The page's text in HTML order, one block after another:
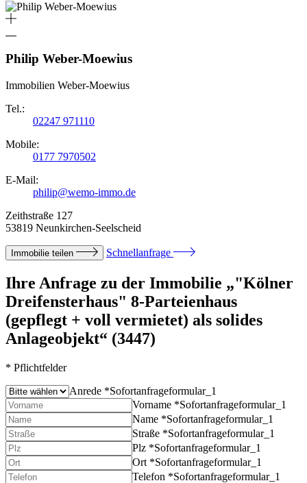
Philip Weber-Moewius
Immobilien Weber-Moewius
Tel.:
02247 971110
Mobile:
0177 7970502
E-Mail:
philip@wemo-immo.de
Zeithstraße 127
53819 Neunkirchen-Seelscheid
Immobilie teilen Schnellanfrage
Ihre Anfrage zu der Immobilie „"Kölner
Dreifensterhaus" 8-Parteienhaus
(gepflegt + voll vermietet) als solides
Anlageobjekt“ (3447)
* Pflichtfelder
Anrede *Sofortanfrageformular_1
Vorname *Sofortanfrageformular_1
Name *Sofortanfrageformular_1
Straße *Sofortanfrageformular_1
Plz *Sofortanfrageformular_1
Ort *Sofortanfrageformular_1
Telefon *Sofortanfrageformular_1